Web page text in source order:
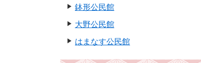
鉢形公民館
大野公民館
はまなす公民館